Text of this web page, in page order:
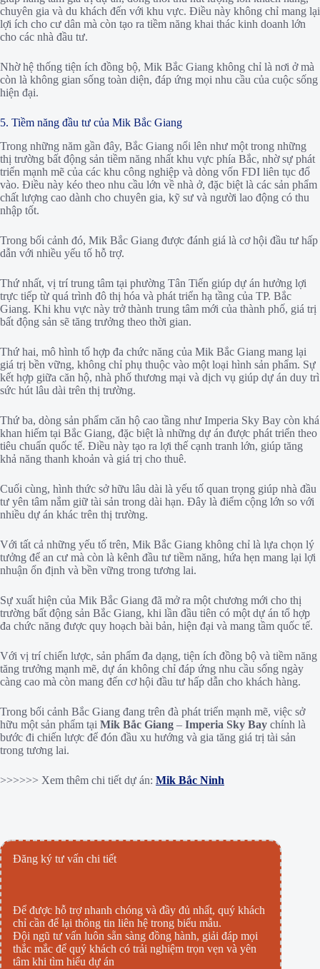
chuyên gia và du khách đến với khu vực. Điều này không chỉ mang lại
lợi ích cho cư dân mà còn tạo ra tiềm năng khai thác kinh doanh lớn
cho các nhà đầu tư.
Nhờ hệ thống tiện ích đồng bộ, Mik Bắc Giang không chỉ là nơi ở mà
còn là không gian sống toàn diện, đáp ứng mọi nhu cầu của cuộc sống
hiện đại.
5. Tiềm năng đầu tư của Mik Bắc Giang
Trong những năm gần đây, Bắc Giang nổi lên như một trong những
thị trường bất động sản tiềm năng nhất khu vực phía Bắc, nhờ sự phát
triển mạnh mẽ của các khu công nghiệp và dòng vốn FDI liên tục đổ
vào. Điều này kéo theo nhu cầu lớn về nhà ở, đặc biệt là các sản phẩm
chất lượng cao dành cho chuyên gia, kỹ sư và người lao động có thu
nhập tốt.
Trong bối cảnh đó, Mik Bắc Giang được đánh giá là cơ hội đầu tư hấp
dẫn với nhiều yếu tố hỗ trợ.
Thứ nhất, vị trí trung tâm tại phường Tân Tiến giúp dự án hưởng lợi
trực tiếp từ quá trình đô thị hóa và phát triển hạ tầng của TP. Bắc
Giang. Khi khu vực này trở thành trung tâm mới của thành phố, giá trị
bất động sản sẽ tăng trưởng theo thời gian.
Thứ hai, mô hình tổ hợp đa chức năng của Mik Bắc Giang mang lại
giá trị bền vững, không chỉ phụ thuộc vào một loại hình sản phẩm. Sự
kết hợp giữa căn hộ, nhà phố thương mại và dịch vụ giúp dự án duy trì
sức hút lâu dài trên thị trường.
Thứ ba, dòng sản phẩm căn hộ cao tầng như Imperia Sky Bay còn khá
khan hiếm tại Bắc Giang, đặc biệt là những dự án được phát triển theo
tiêu chuẩn quốc tế. Điều này tạo ra lợi thế cạnh tranh lớn, giúp tăng
khả năng thanh khoản và giá trị cho thuê.
Cuối cùng, hình thức sở hữu lâu dài là yếu tố quan trọng giúp nhà đầu
tư yên tâm nắm giữ tài sản trong dài hạn. Đây là điểm cộng lớn so với
nhiều dự án khác trên thị trường.
Với tất cả những yếu tố trên, Mik Bắc Giang không chỉ là lựa chọn lý
tưởng để an cư mà còn là kênh đầu tư tiềm năng, hứa hẹn mang lại lợi
nhuận ổn định và bền vững trong tương lai.
Sự xuất hiện của Mik Bắc Giang đã mở ra một chương mới cho thị
trường bất động sản Bắc Giang, khi lần đầu tiên có một dự án tổ hợp
đa chức năng được quy hoạch bài bản, hiện đại và mang tầm quốc tế.
Với vị trí chiến lược, sản phẩm đa dạng, tiện ích đồng bộ và tiềm năng
tăng trưởng mạnh mẽ, dự án không chỉ đáp ứng nhu cầu sống ngày
càng cao mà còn mang đến cơ hội đầu tư hấp dẫn cho khách hàng.
Trong bối cảnh Bắc Giang đang trên đà phát triển mạnh mẽ, việc sở
hữu một sản phẩm tại Mik Bắc Giang – Imperia Sky Bay chính là
bước đi chiến lược để đón đầu xu hướng và gia tăng giá trị tài sản
trong tương lai.
>>>>>> Xem thêm chi tiết dự án: Mik Bắc Ninh
Đăng ký tư vấn chi tiết
Để được hỗ trợ nhanh chóng và đầy đủ nhất, quý khách
chỉ cần để lại thông tin liên hệ trong biểu mẫu.
Đội ngũ tư vấn luôn sẵn sàng đồng hành, giải đáp mọi
thắc mắc để quý khách có trải nghiệm trọn vẹn và yên
tâm khi tìm hiểu dự án